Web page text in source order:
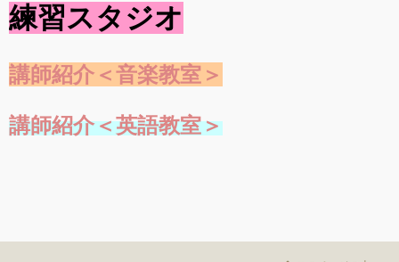
練習スタジオ
講師紹介＜音楽教室＞
講師紹介＜英語教室＞